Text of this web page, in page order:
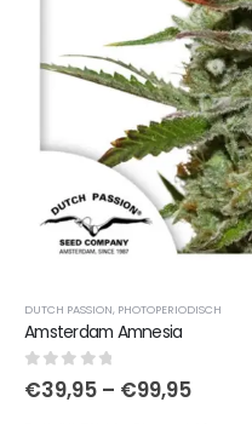
DUTCH PASSION, PHOTOPERIODISCH
Amsterdam Amnesia
out of 5
€39,95 – €99,95